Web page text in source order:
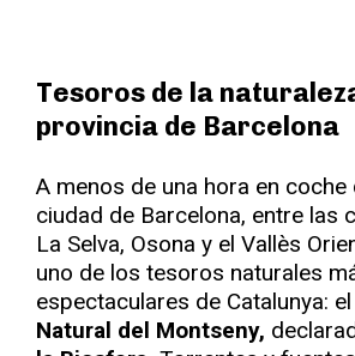
Tesoros de la
provincia de Barcelona
A menos de una hora en coche
ciudad de Barcelona, entre las
La Selva, Osona y el Vallès
uno de los tesoros naturales
espectaculares de Catalunya: el
Natural del Montseny,